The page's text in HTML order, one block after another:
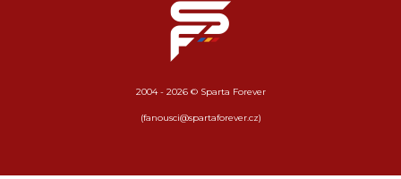
2004 - 2026 © Sparta Forever
(fanousci@spartaforever.cz)